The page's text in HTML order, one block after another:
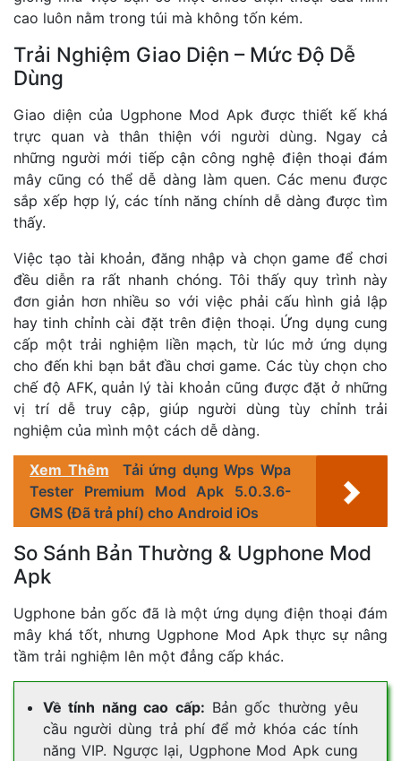
cao luôn nằm trong túi mà không tốn kém.
Trải Nghiệm Giao Diện – Mức Độ Dễ
Dùng
Giao diện của Ugphone Mod Apk được thiết kế khá
trực quan và thân thiện với người dùng. Ngay cả
những người mới tiếp cận công nghệ điện thoại đám
mây cũng có thể dễ dàng làm quen. Các menu được
sắp xếp hợp lý, các tính năng chính dễ dàng được tìm
thấy.
Việc tạo tài khoản, đăng nhập và chọn game để chơi
đều diễn ra rất nhanh chóng. Tôi thấy quy trình này
đơn giản hơn nhiều so với việc phải cấu hình giả lập
hay tinh chỉnh cài đặt trên điện thoại. Ứng dụng cung
cấp một trải nghiệm liền mạch, từ lúc mở ứng dụng
cho đến khi bạn bắt đầu chơi game. Các tùy chọn cho
chế độ AFK, quản lý tài khoản cũng được đặt ở những
vị trí dễ truy cập, giúp người dùng tùy chỉnh trải
nghiệm của mình một cách dễ dàng.
Xem Thêm
Tải ứng dụng Wps Wpa
Tester Premium Mod Apk 5.0.3.6-
GMS (Đã trả phí) cho Android iOs
So Sánh Bản Thường & Ugphone Mod
Apk
Ugphone bản gốc đã là một ứng dụng điện thoại đám
mây khá tốt, nhưng Ugphone Mod Apk thực sự nâng
tầm trải nghiệm lên một đẳng cấp khác.
Về tính năng cao cấp: Bản gốc thường yêu
cầu người dùng trả phí để mở khóa các tính
năng VIP. Ngược lại, Ugphone Mod Apk cung